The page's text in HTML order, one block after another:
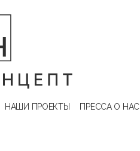
НАШИ ПРОЕКТЫ ПРЕССА О НАС